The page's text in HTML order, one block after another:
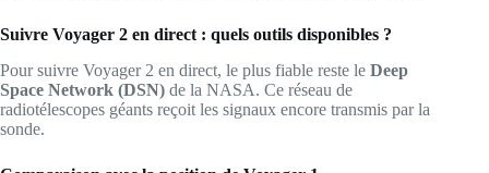
Suivre Voyager 2 en direct : quels outils disponibles ?
Pour suivre Voyager 2 en direct, le plus fiable reste le Deep
Space Network (DSN) de la NASA. Ce réseau de
radiotélescopes géants reçoit les signaux encore transmis par la
sonde.